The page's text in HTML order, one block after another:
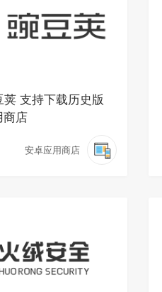
支持下载历史版
商店
安卓应用商店